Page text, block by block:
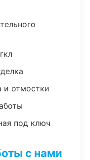
и отмостки
под ключ
с нами